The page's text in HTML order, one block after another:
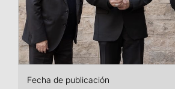
Fecha de publicación